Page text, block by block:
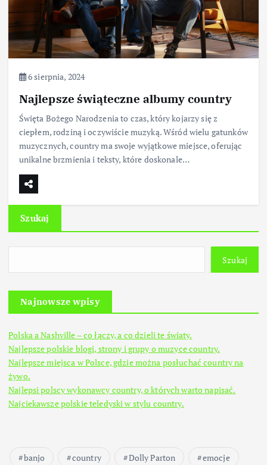
6 sierpnia, 2024
Najlepsze świąteczne albumy country
Święta Bożego Narodzenia to czas, który kojarzy się z
ciepłem, rodziną i oczywiście muzyką. Wśród wielu gatunków
muzycznych, country ma swoje wyjątkowe miejsce, oferując
unikalne brzmienia i teksty, które doskonale…
Szukaj
Szukaj
Najnowsze wpisy
Polska a Nashville – co łączy, a co dzieli te światy.
Najlepsze polskie blogi, strony i grupy o muzyce country.
Najlepsze miejsca w Polsce, gdzie można posłuchać country na
żywo.
Najlepsi polscy wykonawcy country, o których warto napisać.
Najciekawsze polskie teledyski w stylu country.
banjo country Dolly Parton
emocje